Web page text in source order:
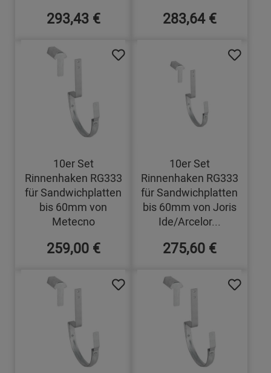
293,43 € 283,64 €
10er Set
Rinnenhaken RG333
für Sandwichplatten
bis 60mm von
Metecno
259,00 €
10er Set
Rinnenhaken RG333
für Sandwichplatten
bis 60mm von Joris
Ide/Arcelor...
275,60 €